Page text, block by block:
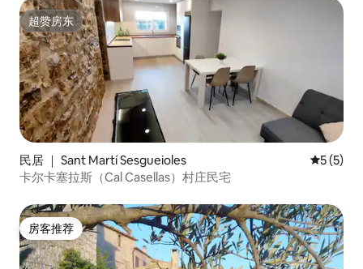
超赞房东
超赞房东
民居 ｜ Sant Martí Sesgueioles 平均评分
5 (5)
卡尔卡塞拉斯（Cal Casellas）村庄民宅
房客推荐
房客推荐